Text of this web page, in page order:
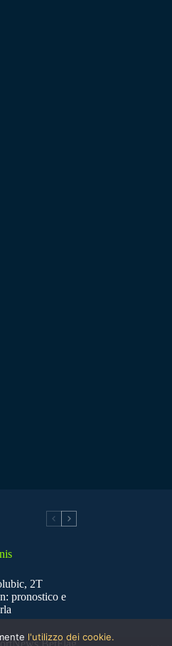
2T
pronostico e
l'utilizzo dei cookie.